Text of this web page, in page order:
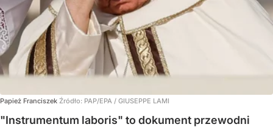
Papież Franciszek Źródło: PAP/EPA / GIUSEPPE LAMI
"Instrumentum laboris" to dokument przewodni